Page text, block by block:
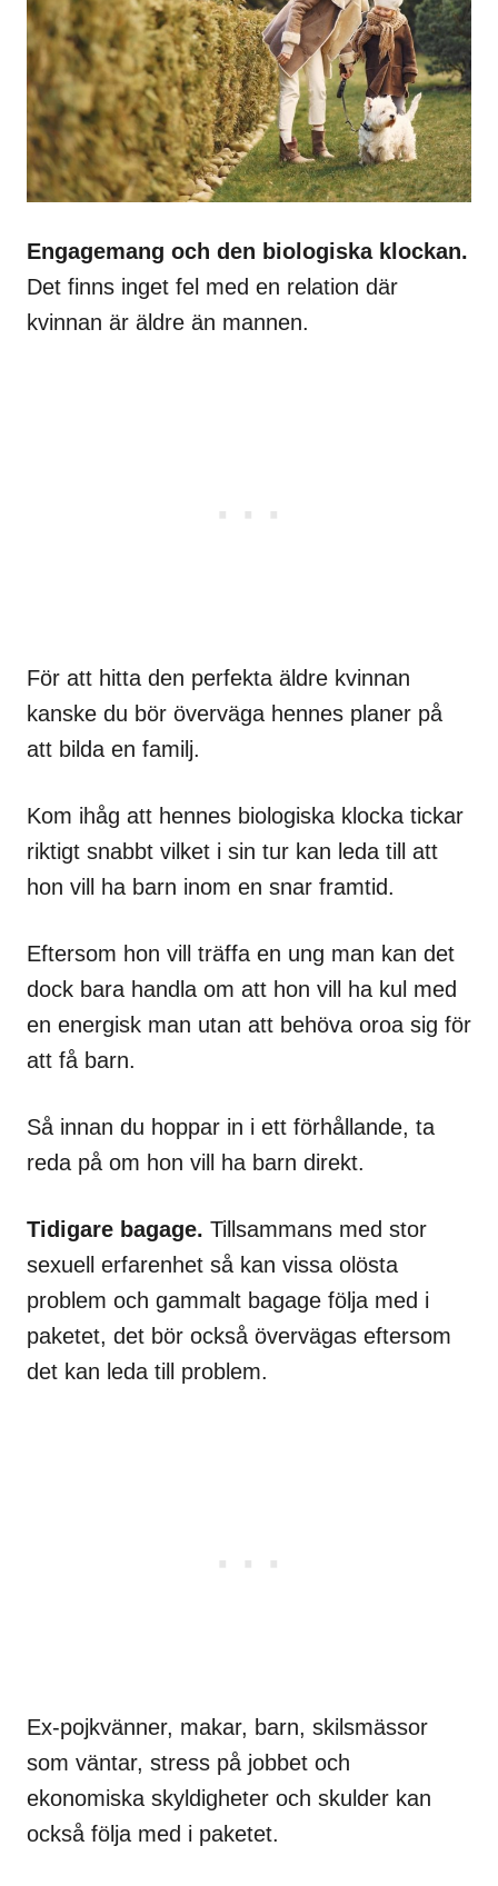
Engagemang och den biologiska klockan.
Det finns inget fel med en relation där
kvinnan är äldre än mannen.
För att hitta den perfekta äldre kvinnan
kanske du bör överväga hennes planer på
att bilda en familj.
Kom ihåg att hennes biologiska klocka tickar
riktigt snabbt vilket i sin tur kan leda till att
hon vill ha barn inom en snar framtid.
Eftersom hon vill träffa en ung man kan det
dock bara handla om att hon vill ha kul med
en energisk man utan att behöva oroa sig för
att få barn.
Så innan du hoppar in i ett förhållande, ta
reda på om hon vill ha barn direkt.
Tidigare bagage. Tillsammans med stor
sexuell erfarenhet så kan vissa olösta
problem och gammalt bagage följa med i
paketet, det bör också övervägas eftersom
det kan leda till problem.
Ex-pojkvänner, makar, barn, skilsmässor
som väntar, stress på jobbet och
ekonomiska skyldigheter och skulder kan
också följa med i paketet.